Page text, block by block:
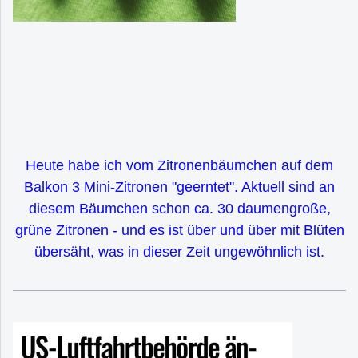
Heute habe ich vom Zitronenbäumchen auf dem
Balkon 3 Mini-Zitronen "geerntet". Aktuell sind an
diesem Bäumchen schon ca. 30 daumengroße,
grüne Zitronen - und es ist über und über mit Blüten
übersäht, was in dieser Zeit ungewöhnlich ist.